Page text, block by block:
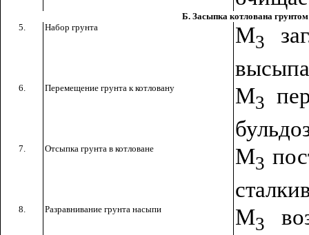
Б. Засыпка котлована
5.
Набор грунта М3
6. Перемещение грунта к котловану М3
7. Отсыпка грунта в котловане М3
8. Разравнивание грунта насыпи М3